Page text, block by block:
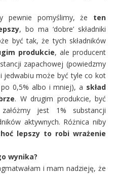
pewnie pomyślimy, że ten
, bo ma ‘dobre’ składniki
być tak, że tych składników
produkcie, ale producent
zapachowej (powiedzmy
jedwabiu może być tyle co kot
po 0,5% albo i mniej), a skład
. W drugim produkcie, być
jest 1% substancji
aktywnych. Różnica niby
lepszy to robi wrażenie
wynika?
i mam nadzieję, że